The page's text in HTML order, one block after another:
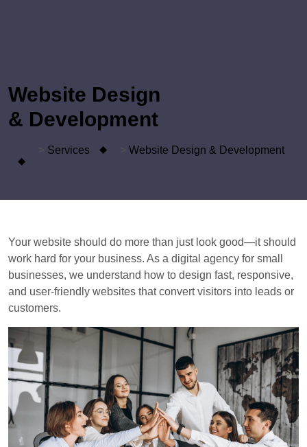
Website Design
& Development
Services Website Design & Development
Your website should do more than just look good—it should
work hard for your business. As a digital agency for small
businesses, we understand how to design fast, responsive,
and user-friendly websites that convert visitors into leads or
customers.